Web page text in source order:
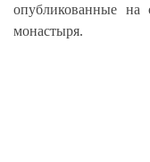
опубликованные на
монастыря.